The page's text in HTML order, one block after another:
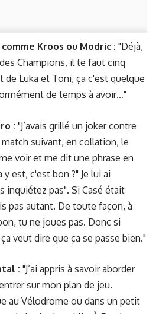
Kroos ou Modric : "Déjà,
Champions, il te faut cinq
de Luka et Toni, ça c'est quelque
de temps à avoir…"
: "J’avais grillé un joker contre
match suivant, en collation, le
voir et me dit une phrase en
est, c'est bon ?" Je lui ai
inquiétez pas". Si Casé était
pas autant. De toute façon, à
tu ne joues pas. Donc si
veut dire que ça se passe bien."
: "J’ai appris à savoir aborder
sur mon plan de jeu.
au Vélodrome ou dans un petit